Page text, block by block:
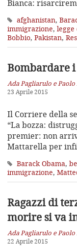
Bianca:
afghanistan,
immigrazione, legge
Bobbio, Pakistan,
Bombardare
Ada Pagliarulo e
23 Aprile 2015
Il Corriere della
“La bozza:
premier: non
Mattarella per
Barack Obama,
immigrazione,
Ragazzi di
morire si va
Ada Pagliarulo e
22 Aprile 2015